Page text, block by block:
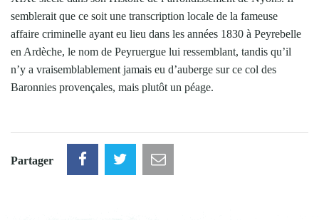
semblerait que ce soit une transcription locale de la fameuse
affaire criminelle ayant eu lieu dans les années 1830 à Peyrebelle
en Ardèche, le nom de Peyruergue lui ressemblant, tandis qu’il
n’y a vraisemblablement jamais eu d’auberge sur ce col des
Baronnies provençales, mais plutôt un péage.
Partager